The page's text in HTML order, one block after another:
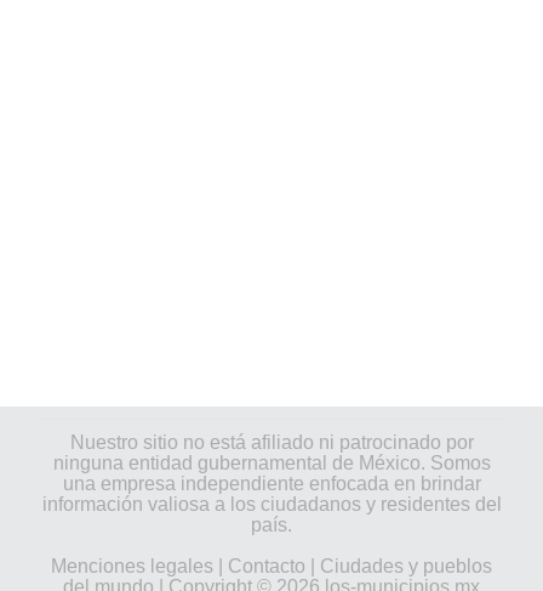
Nuestro sitio no está afiliado ni patrocinado por
ninguna entidad gubernamental de México. Somos
una empresa independiente enfocada en brindar
información valiosa a los ciudadanos y residentes del
país.
Menciones legales
Contacto
Ciudades y pueblos
del mundo | Copyright © 2026 los-municipios.mx